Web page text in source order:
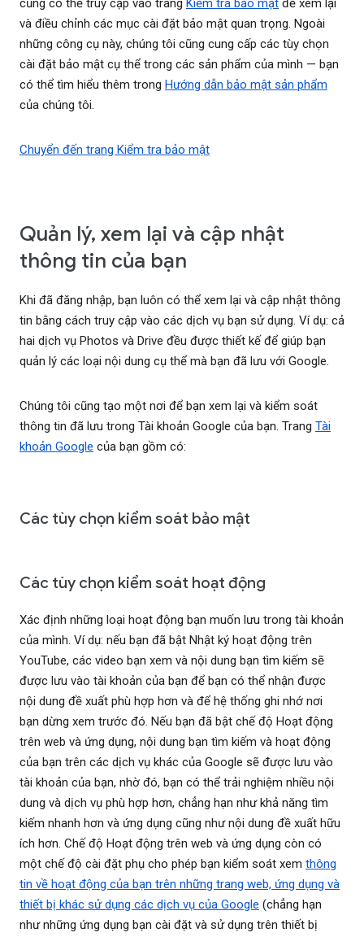
cũng có thể truy cập vào trang Kiểm tra bảo mật để xem lại
và điều chỉnh các mục cài đặt bảo mật quan trọng. Ngoài
những công cụ này, chúng tôi cũng cung cấp các tùy chọn
cài đặt bảo mật cụ thể trong các sản phẩm của mình — bạn
có thể tìm hiểu thêm trong Hướng dẫn bảo mật sản phẩm
của chúng tôi.
Chuyển đến trang Kiểm tra bảo mật
Quản lý, xem lại và cập nhật
thông tin của bạn
Khi đã đăng nhập, bạn luôn có thể xem lại và cập nhật thông
tin bằng cách truy cập vào các dịch vụ bạn sử dụng. Ví dụ: cả
hai dịch vụ Photos và Drive đều được thiết kế để giúp bạn
quản lý các loại nội dung cụ thể mà bạn đã lưu với Google.
Chúng tôi cũng tạo một nơi để bạn xem lại và kiểm soát
thông tin đã lưu trong Tài khoản Google của bạn. Trang Tài
khoản Google của bạn gồm có:
Các tùy chọn kiểm soát bảo mật
Các tùy chọn kiểm soát hoạt động
Xác định những loại hoạt động bạn muốn lưu trong tài khoản
của mình. Ví dụ: nếu bạn đã bật Nhật ký hoạt động trên
YouTube, các video bạn xem và nội dung bạn tìm kiếm sẽ
được lưu vào tài khoản của bạn để bạn có thể nhận được
nội dung đề xuất phù hợp hơn và để hệ thống ghi nhớ nơi
bạn dừng xem trước đó. Nếu bạn đã bật chế độ Hoạt động
trên web và ứng dụng, nội dung bạn tìm kiếm và hoạt động
của bạn trên các dịch vụ khác của Google sẽ được lưu vào
tài khoản của bạn, nhờ đó, bạn có thể trải nghiệm nhiều nội
dung và dịch vụ phù hợp hơn, chẳng hạn như khả năng tìm
kiếm nhanh hơn và ứng dụng cũng như nội dung đề xuất hữu
ích hơn. Chế độ Hoạt động trên web và ứng dụng còn có
một chế độ cài đặt phụ cho phép bạn kiểm soát xem thông
tin về hoạt động của bạn trên những trang web, ứng dụng và
thiết bị khác sử dụng các dịch vụ của Google (chẳng hạn
như những ứng dụng bạn cài đặt và sử dụng trên thiết bị